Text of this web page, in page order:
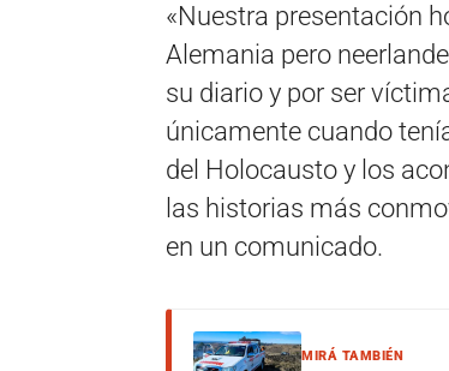
«Nuestra presentación
Alemania pero
su diario y por ser
únicamente cuando
del Holocausto y los
las historias más
en un comunicado.
MIRÁ TAMBIÉN